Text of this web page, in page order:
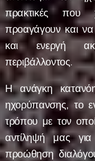
πρακτικές που
προαγάγουν και να
και ενεργή
περιβάλλοντος.
Η ανάγκη
ηχορύπανσης, το
τρόπου με τον
αντίληψή μας
προώθηση